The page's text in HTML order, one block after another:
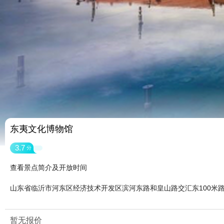
东夷文化博物馆
3.7 分
查看景点简介及开放时间
山东省临沂市河东区经济技术开发区滨河东路和皇山路交汇东100米
暂无报价